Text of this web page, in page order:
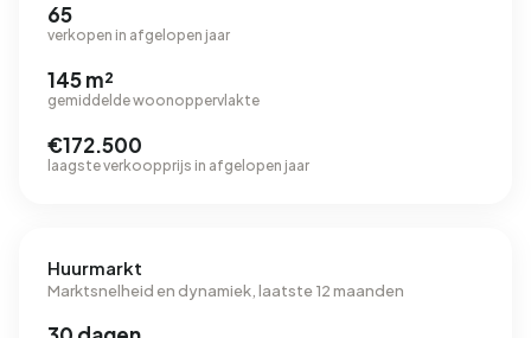
65
verkopen in afgelopen jaar
145 m²
gemiddelde woonoppervlakte
€172.500
laagste verkoopprijs in afgelopen jaar
Huurmarkt
Marktsnelheid en dynamiek, laatste 12 maanden